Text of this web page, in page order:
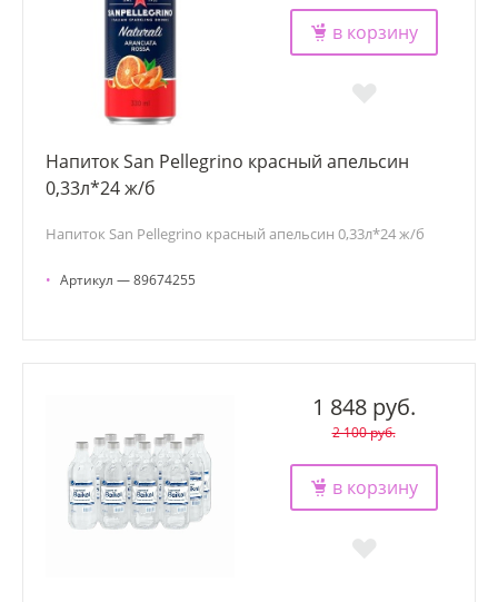
в корзину
Напиток San Pellegrino красный апельсин
0,33л*24 ж/б
Напиток San Pellegrino красный апельсин 0,33л*24 ж/б
• Артикул — 89674255
1 848 руб.
2 100 руб.
в корзину